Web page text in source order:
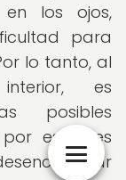
en los ojos,
para
lo tanto, al
es
posibles
especies